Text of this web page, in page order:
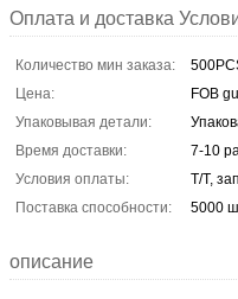
Оплата и доставка
Количество мин заказа:
Цена:
FOB
Упаковывая детали:
Время доставки:
7-10
Условия оплаты:
T/T,
Поставка способности:
5000
описание